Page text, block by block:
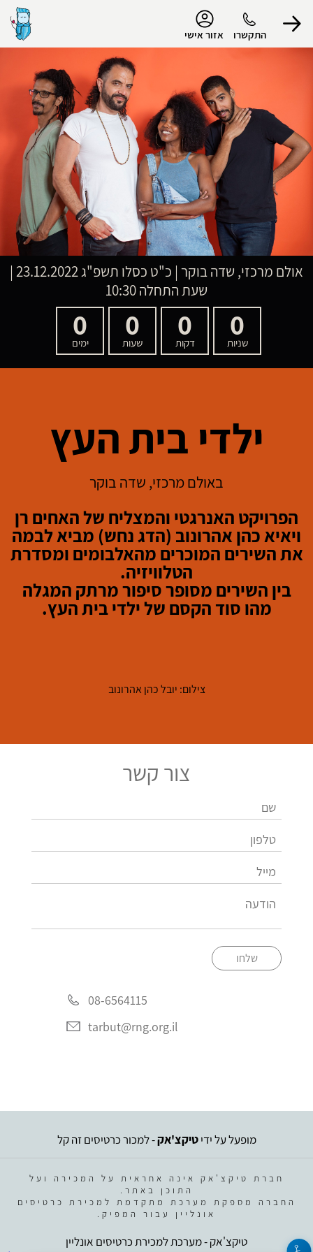
התקשרו אזור אישי
הפרופיל שלי
התנתק
אולם מרכזי, שדה בוקר | כ"ט כסלו תשפ"ג
23.12.2022 |
שעת התחלה 10:30
0
שניות
0
דקות
0
שעות
0
ימים
ילדי בית העץ
באולם מרכזי, שדה בוקר
הפרויקט האנרגטי והמצליח של האחים רן
ויאיא כהן אהרונוב (הדג נחש) מביא לבמה
את השירים המוכרים מהאלבומים ומסדרת
הטלוויזיה.
בין השירים מסופר סיפור מרתק המגלה
מהו סוד הקסם של ילדי בית העץ.
צילום: יובל כהן אהרונוב
צור קשר
שלחו
08-6564115
tarbut@rng.org.il
מופעל על ידיטיקצ'אק- למכור כרטיסים זה קל
חברת טיקצ'אק אינה אחראית על המכירה ועל
התוכן באתר.
החברה מספקת מערכת מתקדמת למכירת כרטיסים
אונליין עבור המפיק.
טיקצ'אק - מערכת למכירת כרטיסים אונליין